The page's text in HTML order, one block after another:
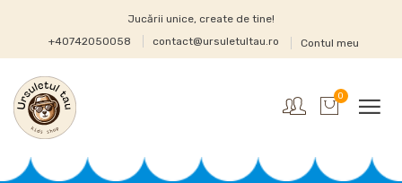
Jucării unice, create de tine!
+40742050058
contact@ursuletultau.ro Contul meu
0